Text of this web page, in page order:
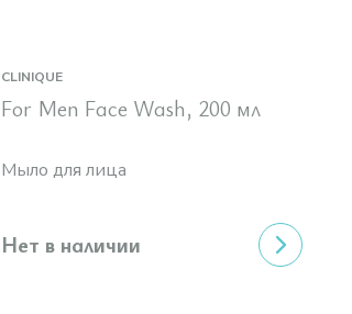
CLINIQUE
For Men Face Wash, 200 мл
Мыло для лица
Нет в наличии